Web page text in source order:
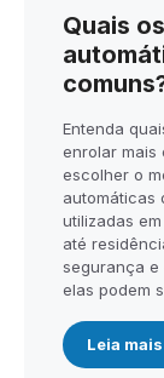
Quais
Entenda
enrolar mais
escolher o
automáticas
utilizadas
até
segurança e
elas podem
Leia mais